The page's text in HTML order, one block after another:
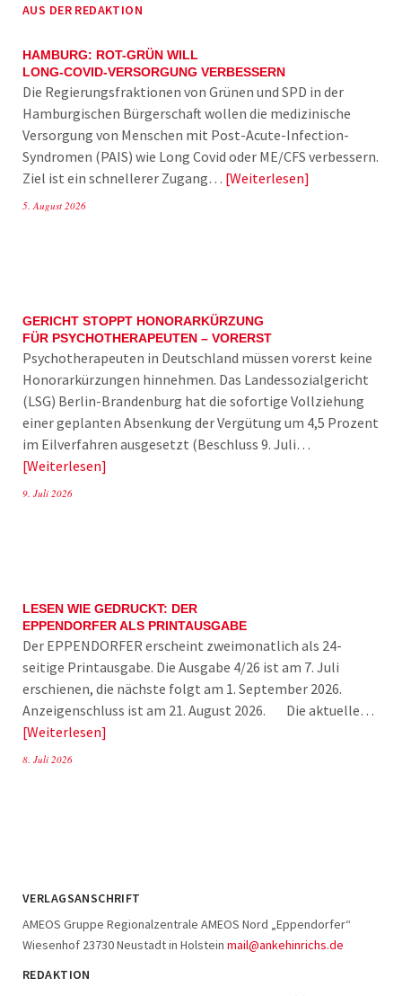
AUS DER REDAKTION
HAMBURG: ROT-GRÜN WILL
LONG-COVID-VERSORGUNG VERBESSERN
Die Regierungsfraktionen von Grünen und SPD in der
Hamburgischen Bürgerschaft wollen die medizinische
Versorgung von Menschen mit Post-Acute-Infection-
Syndromen (PAIS) wie Long Covid oder ME/CFS verbessern.
Ziel ist ein schnellerer Zugang… Weiterlesen
5. August 2026
GERICHT STOPPT HONORARKÜRZUNG
FÜR PSYCHOTHERAPEUTEN – VORERST
Psychotherapeuten in Deutschland müssen vorerst keine
Honorarkürzungen hinnehmen. Das Landessozialgericht
(LSG) Berlin-Brandenburg hat die sofortige Vollziehung
einer geplanten Absenkung der Vergütung um 4,5 Prozent
im Eilverfahren ausgesetzt (Beschluss 9. Juli…
Weiterlesen
9. Juli 2026
LESEN WIE GEDRUCKT: DER
EPPENDORFER ALS PRINTAUSGABE
Der EPPENDORFER erscheint zweimonatlich als 24-
seitige Printausgabe. Die Ausgabe 4/26 ist am 7. Juli
erschienen, die nächste folgt am 1. September 2026.
Anzeigenschluss ist am 21. August 2026. Die aktuelle…
Weiterlesen
8. Juli 2026
VERLAGSANSCHRIFT
AMEOS Gruppe Regionalzentrale AMEOS Nord „Eppendorfer“
Wiesenhof 23730 Neustadt in Holstein mail@ankehinrichs.de
REDAKTION